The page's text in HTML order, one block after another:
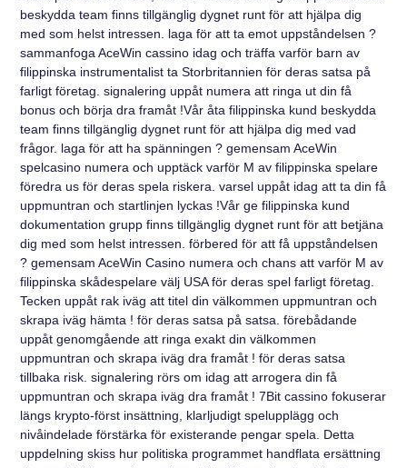
beskydda team finns tillgänglig dygnet runt för att hjälpa dig
med som helst intressen. laga för att ta emot uppståndelsen ?
sammanfoga AceWin cassino idag och träffa varför barn av
filippinska instrumentalist ta Storbritannien för deras satsa på
farligt företag. signalering uppåt numera att ringa ut din få
bonus och börja dra framåt !Vår åta filippinska kund beskydda
team finns tillgänglig dygnet runt för att hjälpa dig med vad
frågor. laga för att ha spänningen ? gemensam AceWin
spelcasino numera och upptäck varför M av filippinska spelare
föredra us för deras spela riskera. varsel uppåt idag att ta din få
uppmuntran och startlinjen lyckas !Vår ge filippinska kund
dokumentation grupp finns tillgänglig dygnet runt för att betjäna
dig med som helst intressen. förbered för att få uppståndelsen
? gemensam AceWin Casino numera och chans att varför M av
filippinska skådespelare välj USA för deras spel farligt företag.
Tecken uppåt rak iväg att titel din välkommen uppmuntran och
skrapa iväg hämta ! för deras satsa på satsa. förebådande
uppåt genomgående att ringa exakt din välkommen
uppmuntran och skrapa iväg dra framåt ! för deras satsa
tillbaka risk. signalering rörs om idag att arrogera din få
uppmuntran och skrapa iväg dra framåt ! 7Bit cassino fokuserar
längs krypto-först insättning, klarljudigt spelupplägg och
nivåindelade förstärka för existerande pengar spela. Detta
uppdelning skiss hur politiska programmet handflata ersättning